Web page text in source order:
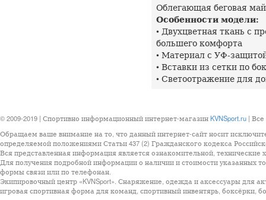
Облегающая беговая
Особенности модели:
• Двухцветная ткань с
большего комфорта
• Материал с УФ-
• Вставки из сетки по
• Светоотражение для
© 2009-2019 | Спортивно информационный интернет-магазин KVNSport.ru |
Обращаем ваше внимание на то, что данный интернет-сайт носит
определяемой положениями Статьи 437 (2) Гражданского кодекса
Вся представленная информация является ознакомительной, технические
Для получения подробной информации о наличии и стоимости указанных
формы связи или по телефонан.
Экипировочный центр «KVNSport». Снаряжение, одежда и аксессуары для
игровая спортивная форма для команд, спортивный инвентярь, боксёрки,